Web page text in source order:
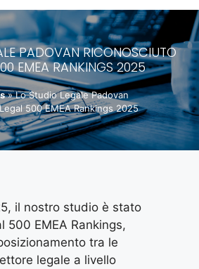
PADOVAN RICONOSCIUTO
EMEA RANKINGS 2025
» Lo Studio Legale Padovan
500 EMEA Rankings 2025
il nostro studio è stato
500 EMEA Rankings,
tra le
legale a livello